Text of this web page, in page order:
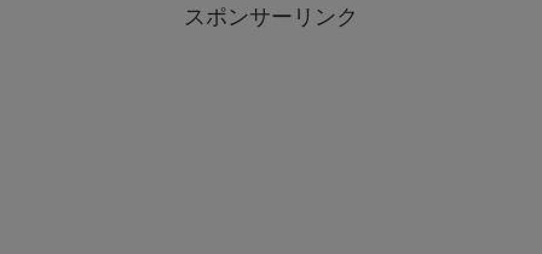
スポンサーリンク